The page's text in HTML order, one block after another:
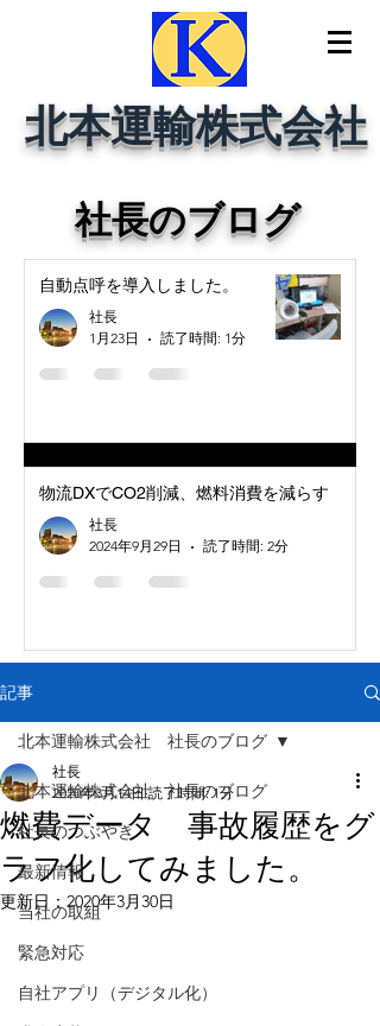
北本運輸株式会社
社長のブログ
自動点呼を導入しました。
社長
1月23日
読了時間: 1分
物流DXでCO2削減、燃料消費を減らす
社長
2024年9月29日
読了時間: 2分
記事
北本運輸株式会社 社長のブログ
社長のつぶやき
最新情報
当社の取組
緊急対応
自社アプリ（デジタル化）
北本運輸株式会社 社長のブログ
燃費データ 事故履歴をグ
ラフ化してみました。
社長
2020年3月14日 読了時間: 1分
更新日： 2020年3月30日